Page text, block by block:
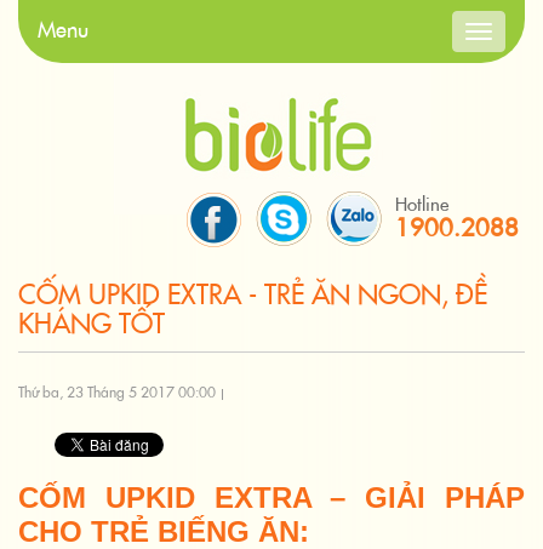
Toggle
Menu
Hotline
1900.2088
CỐM UPKID EXTRA - TRẺ ĂN NGON, ĐỀ
KHÁNG TỐT
Thứ ba, 23 Tháng 5 2017 00:00
CỐM UPKID EXTRA – GIẢI PHÁP
CHO TRẺ BIẾNG ĂN: